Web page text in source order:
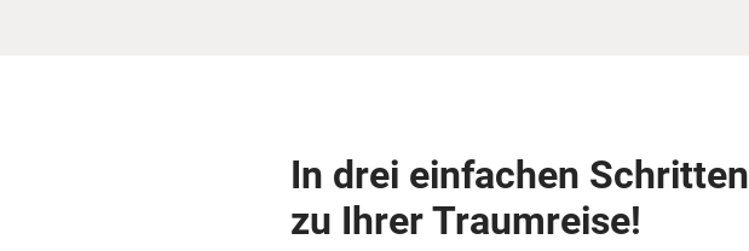
In drei einfachen Schritten
zu Ihrer Traumreise!